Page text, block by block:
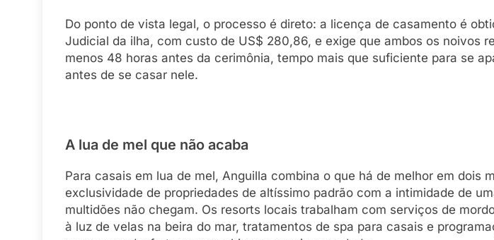
Do ponto de vista legal, o processo é direto: a licença de casamento é
Judicial da ilha, com custo de US$ 280,86, e exige que ambos os noivos
menos 48 horas antes da cerimônia, tempo mais que suficiente para se
antes de se casar nele.
A lua de mel que não acaba
Para casais em lua de mel, Anguilla combina o que há de melhor em dois
exclusividade de propriedades de altíssimo padrão com a intimidade de
multidões não chegam. Os resorts locais trabalham com serviços de
à luz de velas na beira do mar, tratamentos de spa para casais e